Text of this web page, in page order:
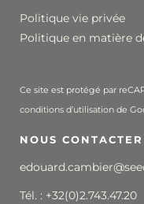
Politique vie privée
Politique en matière
Ce site est protégé par
conditions d’utilisation de
NOUS CONTACTER
Tél. : +32(0)2.743.47.20